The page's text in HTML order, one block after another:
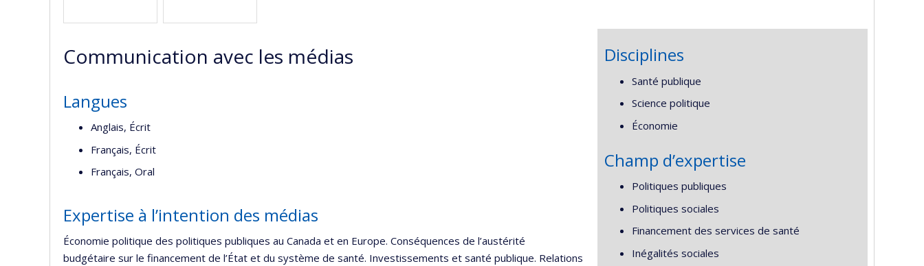
Communication avec les médias
Langues
Anglais, Écrit
Français, Écrit
Français, Oral
Expertise à l’intention des médias
Économie politique des politiques publiques au Canada et en Europe. Conséquences de l’austérité
budgétaire sur le financement de l’État et du système de santé. Investissements et santé publique. Relations
Disciplines
Santé publique
Science politique
Économie
Champ d’expertise
Politiques publiques
Politiques sociales
Financement des services de santé
Inégalités sociales